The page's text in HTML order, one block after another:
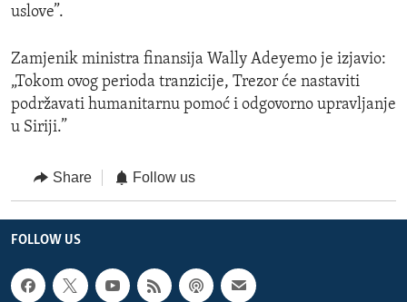
uslove”.
Zamjenik ministra finansija Wally Adeyemo je izjavio:
„Tokom ovog perioda tranzicije, Trezor će nastaviti
podržavati humanitarnu pomoć i odgovorno upravljanje
u Siriji.”
Share Follow us
FOLLOW US